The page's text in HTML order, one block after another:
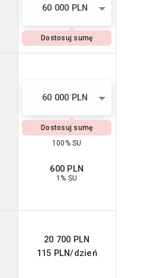
60 000 PLN
Dostosuj sumę
60 000 PLN
Dostosuj sumę
100% SU
600 PLN
1% SU
20 700 PLN
115 PLN/dzień